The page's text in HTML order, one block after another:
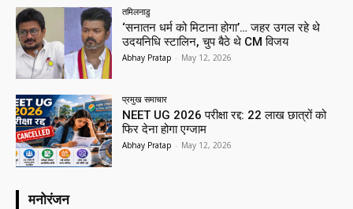
तमिलनाडु
‘सनातन धर्म को मिटाना होगा’… जहर उगल रहे थे
उदयनिधि स्टालिन, चुप बैठे थे CM विजय
Abhay Pratap - May 12, 2026
प्रमुख समाचार‎
NEET UG 2026 परीक्षा रद्द: 22 लाख छात्रों को
फिर देना होगा एग्जाम
Abhay Pratap - May 12, 2026
मनोरंजन